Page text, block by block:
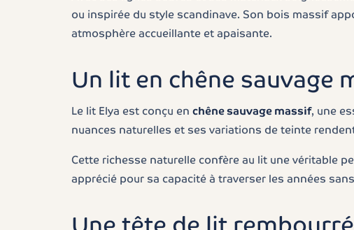
ou inspirée du style scandinave. Son bois massif
atmosphère accueillante et apaisante.
Un lit en chêne sauvage
Le lit Elya est conçu en chêne sauvage massif, une
nuances naturelles et ses variations de teinte
Cette richesse naturelle confère au lit une véritable
apprécié pour sa capacité à traverser les années